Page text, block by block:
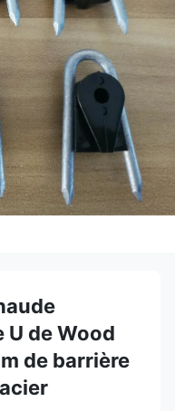
de Wood
de barrière